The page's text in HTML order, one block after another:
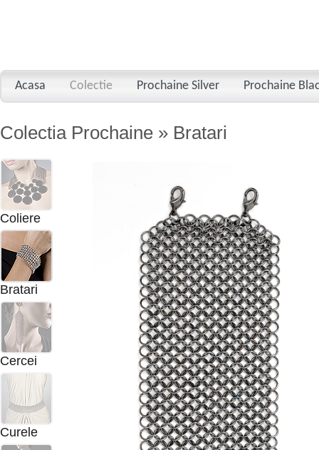
Acasa Colectie Prochaine Silver Prochaine
Colectia Prochaine » Bratari
Coliere
Bratari
Cercei
Curele